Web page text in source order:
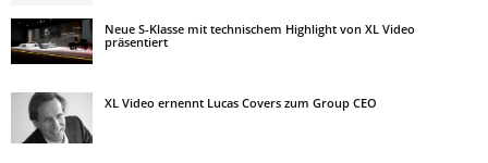
Neue S-Klasse mit technischem Highlight von XL Video
präsentiert
XL Video ernennt Lucas Covers zum Group CEO